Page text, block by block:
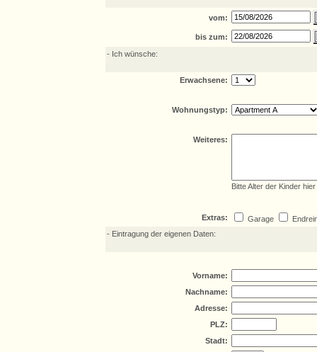
vom:
bis zum:
- Ich wünsche:
Erwachsene:
Wohnungstyp:
Weiteres:
Bitte Alter der Kinder
Extras: Garage
- Eintragung der eigenen Daten:
Vorname:
Nachname:
Adresse:
PLZ:
Stadt: